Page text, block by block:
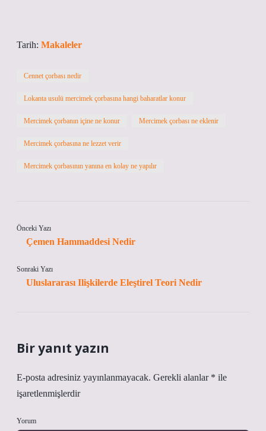
Tarih: Makaleler
Cennet çorbası nedir
Lokanta usulü mercimek çorbasına hangi baharatlar konur
Mercimek çorbanın içine ne konur Mercimek çorbası ne eklenir
Mercimek çorbasına ne lezzet verir
Mercimek çorbasının yanına en kolay ne yapılır
Önceki Yazı
Çemen Hammaddesi Nedir
Sonraki Yazı
Uluslararası Ilişkilerde Eleştirel Teori Nedir
Bir yanıt yazın
E-posta adresiniz yayınlanmayacak. Gerekli alanlar * ile
işaretlenmişlerdir
Yorum